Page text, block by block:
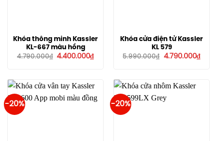
Khóa thông minh Kassler
KL-667 màu hồng
4.790.000₫ Giá
4.400.000₫Giá
4.400.000₫.
Khóa cửa điện tử Kassler
KL 579
5.990.000₫
Giá
4.790.000₫Giá
-20% -20%